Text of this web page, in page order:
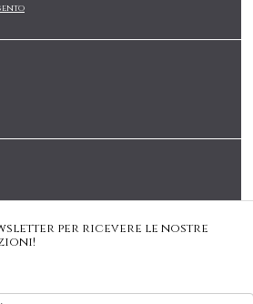
per ricevere le nostre